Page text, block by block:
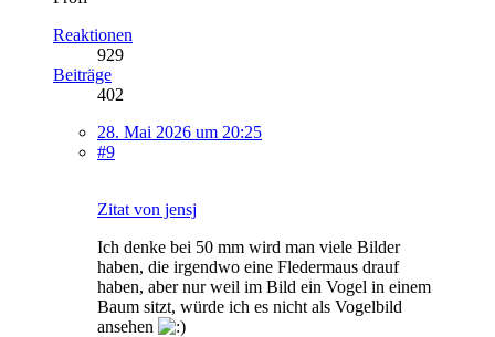
Reaktionen
929
Beiträge
402
28. Mai 2026 um 20:25
#9
Zitat von jensj
Ich denke bei 50 mm wird man viele Bilder
haben, die irgendwo eine Fledermaus drauf
haben, aber nur weil im Bild ein Vogel in einem
Baum sitzt, würde ich es nicht als Vogelbild
ansehen